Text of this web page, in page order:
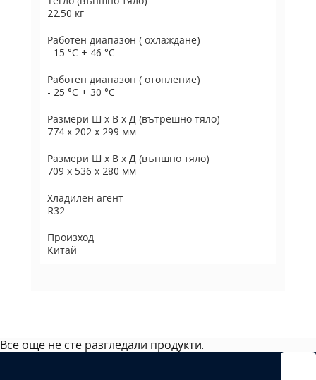
22.50 кг
Работен диапазон ( охлаждане)
- 15 °C + 46 °C
Работен диапазон ( отопление)
- 25 °C + 30 °C
Размери Ш х В х Д (вътрешно тяло)
774 х 202 х 299 мм
Размери Ш х В х Д (външно тяло)
709 х 536 х 280 мм
Хладилен агент
R32
Произход
Китай
Все още не сте разгледали продукти.